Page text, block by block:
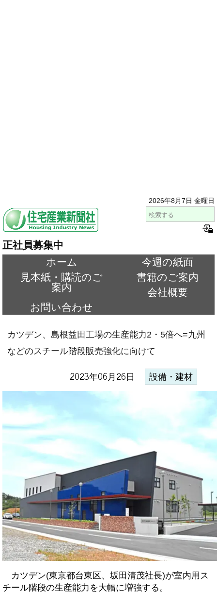
2026年8月7日 金曜日
正社員募集中
ホーム
今週の紙面
見本紙・購読のご
案内
書籍のご案内
会社概要
お問い合わせ
カツデン、島根益田工場の生産能力2・5倍へ=九州
などのスチール階段販売強化に向けて
2023年06月26日 設備・建材
カツデン(東京都台東区、坂田清茂社長)が室内用ス
チール階段の生産能力を大幅に増強する。